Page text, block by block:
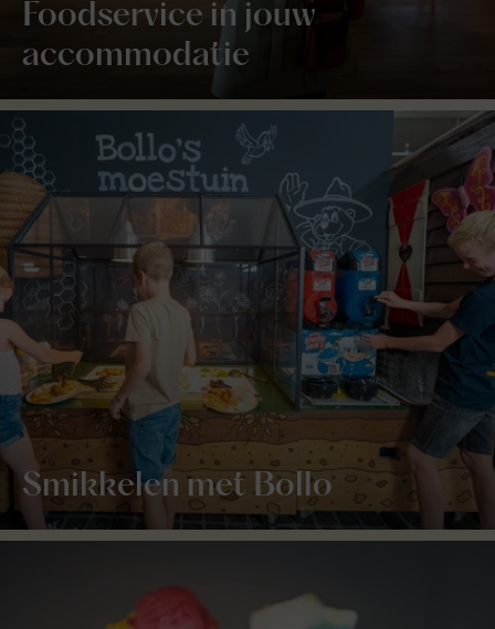
Foodservice in jouw
accommodatie
Smikkelen met Bollo